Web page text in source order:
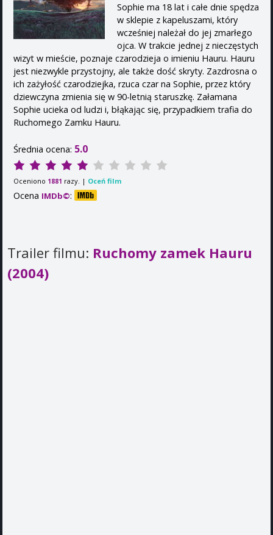
Sophie ma 18 lat i całe dnie spędza
w sklepie z kapeluszami, który
wcześniej należał do jej zmarłego
ojca. W trakcie jednej z nieczęstych
wizyt w mieście, poznaje czarodzieja o imieniu Hauru. Hauru
jest niezwykle przystojny, ale także dość skryty. Zazdrosna o
ich zażyłość czarodziejka, rzuca czar na Sophie, przez który
dziewczyna zmienia się w 90-letnią staruszkę. Załamana
Sophie ucieka od ludzi i, błąkając się, przypadkiem trafia do
Ruchomego Zamku Hauru.
Średnia ocena: 5.0
Oceniono 1881 razy. | Oceń film
Ocena IMDb©:
Trailer filmu: Ruchomy zamek Hauru
(2004)